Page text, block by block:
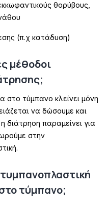
θορύβους,
(π.χ κατάδυση)
μέθοδοι
στο τύμπανο κλείνει μόνη
να δώσουμε και
διάτρηση παραμείνει για
στην
τυμπανοπλαστική
τύμπανο;